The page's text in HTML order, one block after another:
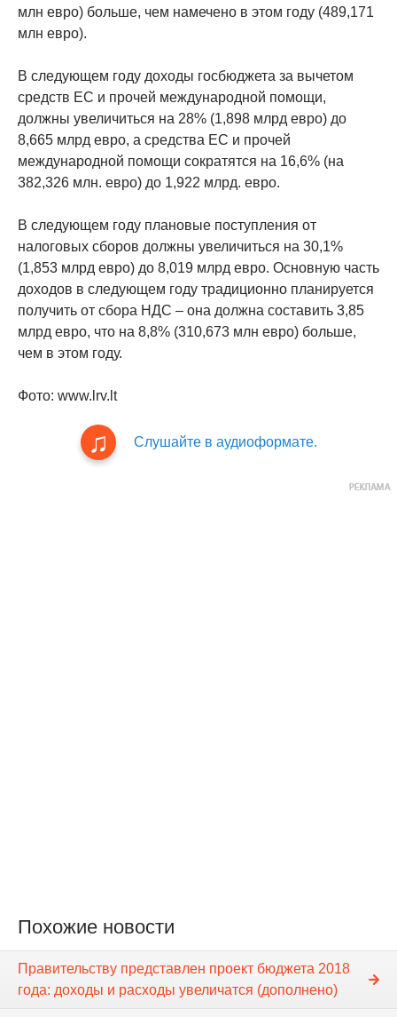
млн евро) больше, чем намечено в этом году (489,171
млн евро).
В следующем году доходы госбюджета за вычетом
средств ЕС и прочей международной помощи,
должны увеличиться на 28% (1,898 млрд евро) до
8,665 млрд евро, а средства ЕС и прочей
международной помощи сократятся на 16,6% (на
382,326 млн. евро) до 1,922 млрд. евро.
В следующем году плановые поступления от
налоговых сборов должны увеличиться на 30,1%
(1,853 млрд евро) до 8,019 млрд евро. Основную часть
доходов в следующем году традиционно планируется
получить от сбора НДС – она должна составить 3,85
млрд евро, что на 8,8% (310,673 млн евро) больше,
чем в этом году.
Фото: www.lrv.lt
Слушайте в аудиоформате.
Похожие новости
Правительству представлен проект бюджета 2018
года: доходы и расходы увеличатся (дополнено)